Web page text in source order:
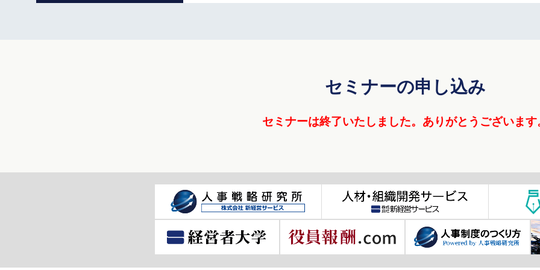
セミナーの申し込み
セミナーは終了いたしました。 ありがとうございます